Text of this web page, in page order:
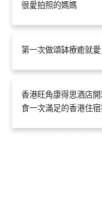
很愛拍照的媽媽
第一次做頌缽療癒就
香港旺角康得思酒店
食一次滿足的香港住宿